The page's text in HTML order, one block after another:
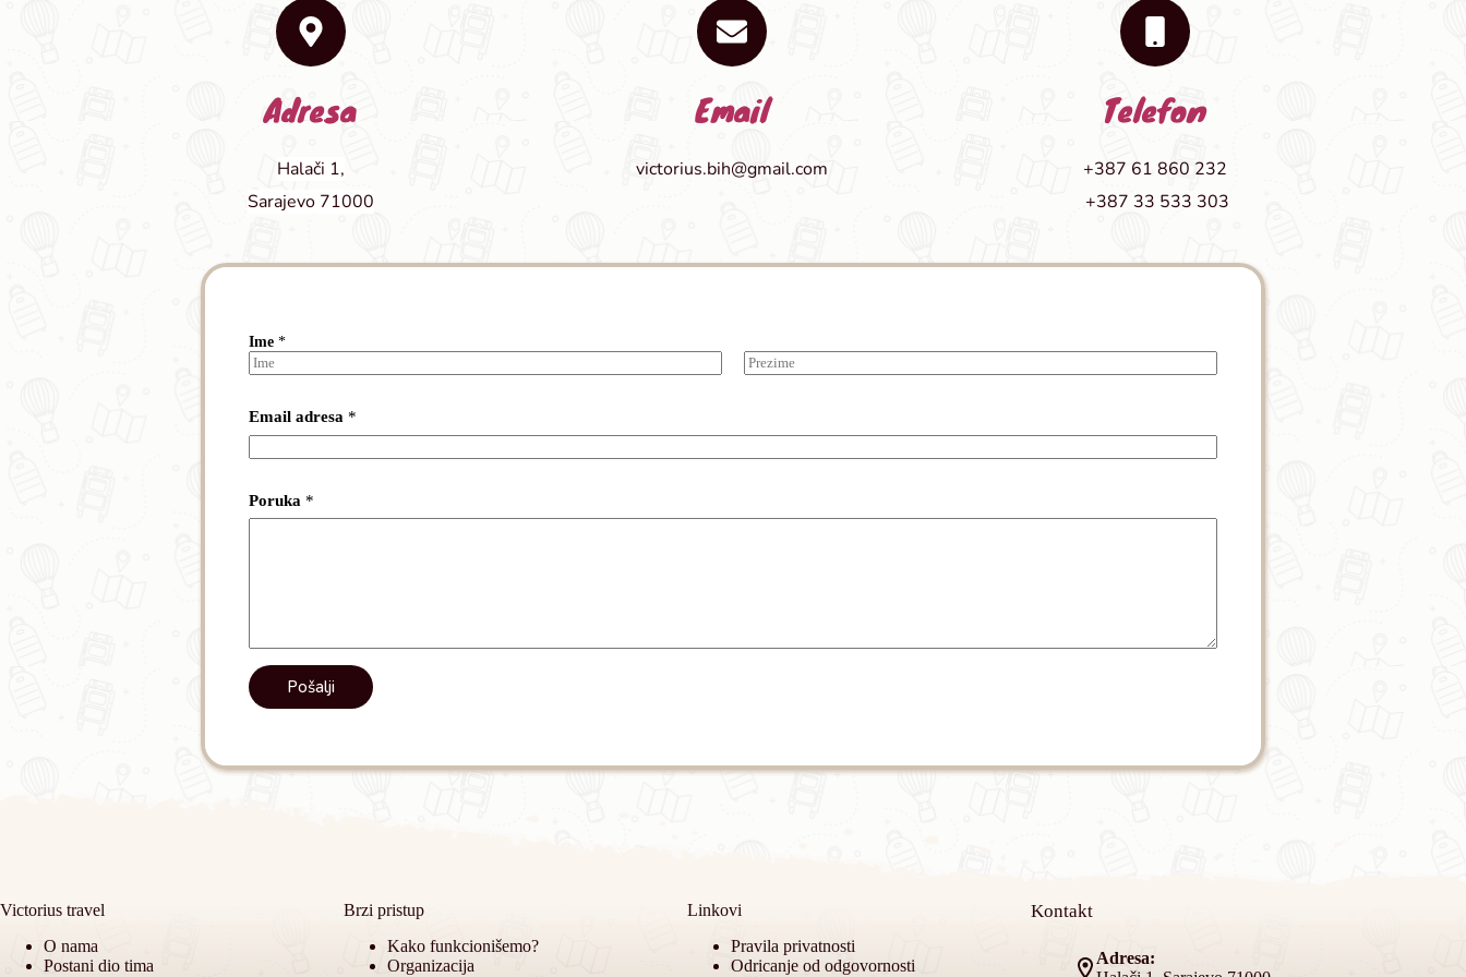
Adresa
Halači 1,
Sarajevo 71000
Email
victorius.bih@gmail.com
Telefon
+387 61 860 232
+387 33 533 303
d
r
a
P
o
u
k
Ime*
Email adresa *
Poruka *
Pošalji
Victorius travel
O nama
Postani dio tima
Brzi pristup
Kako funkcionišemo?
Organizacija
Linkovi
Pravila privatnosti
Odricanje od odgovornosti
Kontakt
Adresa: